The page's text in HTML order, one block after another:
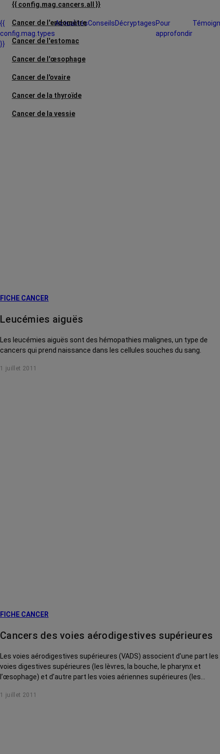
{{ config.mag.cancers.all }}
Cancer de l'endomètre
Cancer de l'estomac
Cancer de l'œsophage
Cancer de l'ovaire
Cancer de la thyroïde
Cancer de la vessie
Leucémie lymphoïde chronique
Leucémie myéloïde chronique
{{
config.mag.types
}}
ActualitésConseilsDécryptagesPour
approfondir
FICHE CANCER
Leucémies aiguës
Les leucémies aiguës sont des hémopathies malignes, un type de
cancers qui prend naissance dans les cellules souches du sang.
1 juillet 2011
FICHE CANCER
Cancers des voies aérodigestives supérieures
Les voies aérodigestives supérieures (VADS) associent d’une part les
voies digestives supérieures (les lèvres, la bouche, le pharynx et
l’œsophage) et d’autre part les voies aériennes supérieures (les
le larynx et la trachée).
1 juillet 2011